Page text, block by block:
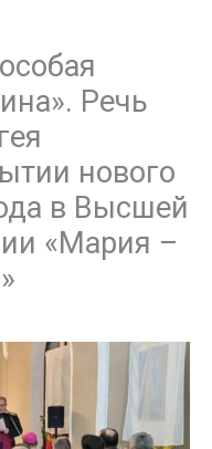
Речь
нового
в Высшей
«Мария –